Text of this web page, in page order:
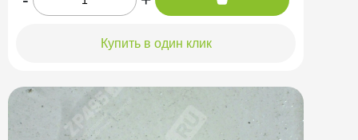
Купить в один клик